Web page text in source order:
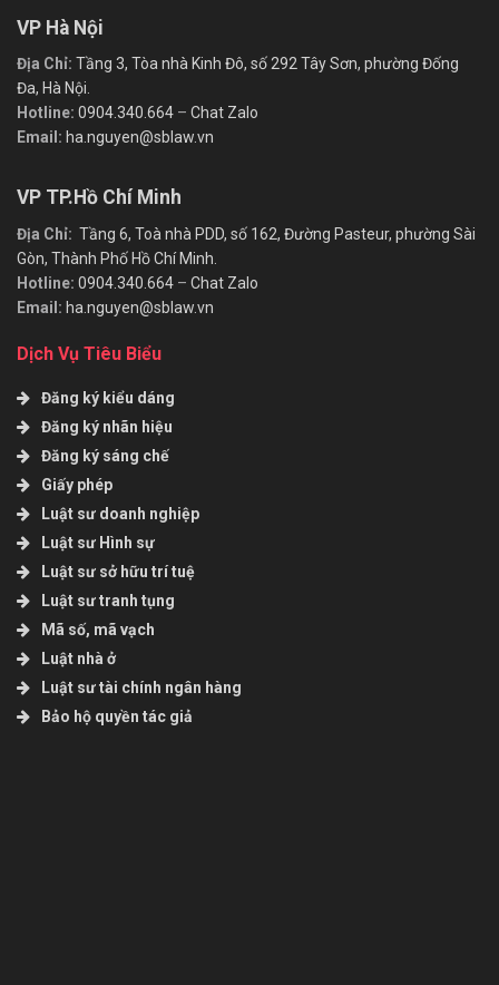
VP Hà Nội
Địa Chỉ: Tầng 3, Tòa nhà Kinh Đô, số 292 Tây Sơn, phường Đống
Đa, Hà Nội.
Hotline: 0904.340.664 – Chat Zalo
Email: ha.nguyen@sblaw.vn
VP TP.Hồ Chí Minh
Địa Chỉ: Tầng 6, Toà nhà PDD, số 162, Đường Pasteur, phường Sài
Gòn, Thành Phố Hồ Chí Minh.
Hotline: 0904.340.664 – Chat Zalo
Email: ha.nguyen@sblaw.vn
Dịch Vụ Tiêu Biểu
Đăng ký kiểu dáng
Đăng ký nhãn hiệu
Đăng ký sáng chế
Giấy phép
Luật sư doanh nghiệp
Luật sư Hình sự
Luật sư sở hữu trí tuệ
Luật sư tranh tụng
Mã số, mã vạch
Luật nhà ở
Luật sư tài chính ngân hàng
Bảo hộ quyền tác giả